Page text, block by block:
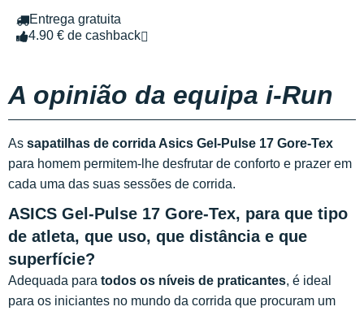
Entrega gratuita
4.90 € de cashback
A opinião da equipa i-Run
As sapatilhas de corrida Asics Gel-Pulse 17 Gore-Tex
para homem permitem-lhe desfrutar de conforto e prazer em
cada uma das suas sessões de corrida.
ASICS Gel-Pulse 17 Gore-Tex, para que tipo
de atleta, que uso, que distância e que
superfície?
Adequada para todos os níveis de praticantes, é ideal
para os iniciantes no mundo da corrida que procuram um